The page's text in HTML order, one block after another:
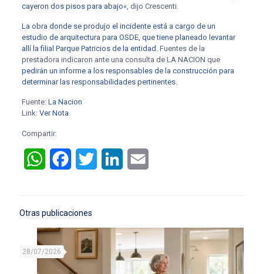
cayeron dos pisos para abajo«, dijo Crescenti.
La obra donde se produjo el incidente está a cargo de un
estudio de arquitectura para OSDE, que tiene planeado levantar
allí la filial Parque Patricios de la entidad . Fuentes de la
prestadora indicaron ante una consulta de LA NACION que
pedirán un informe a los responsables de la construcción para
determinar las responsabilidades pertinentes.
Fuente: La Nacion
Link: Ver Nota
Compartir:
WhatsAppFacebookTwitter LinkedIn
Otras publicaciones
28/07/2026